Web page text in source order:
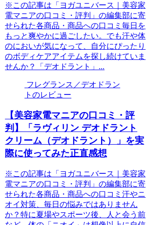
※この記事は「ヨガユニバース｜美容家
電マニアの口コミ・評判」の編集部に寄
せられた各商品・商品への口コミ毎日を
もっと爽やかに過ごしたい。でも汗や体
のにおいが気になって、自分にぴったり
のボディケアアイテムを探し続けていま
せんか？「デオドラント」...
フレグランス／デオドラン
トのレビュー
【美容家電マニアの口コミ・評
判】「ラヴィリン デオドラント
クリーム（デオドラント）」を実
際に使ってみた正直感想
※この記事は「ヨガユニバース｜美容家
電マニアの口コミ・評判」の編集部に寄
せられた各商品・商品への口コミ汗やニ
オイ対策、毎日の悩みではありません
か？特に夏場やスポーツ後、人と会う前